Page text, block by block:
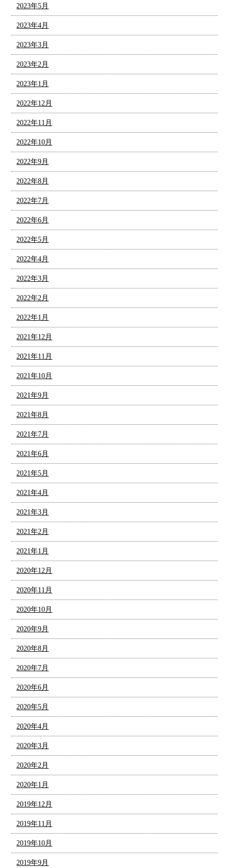
2023年5月
2023年4月
2023年3月
2023年2月
2023年1月
2022年12月
2022年11月
2022年10月
2022年9月
2022年8月
2022年7月
2022年6月
2022年5月
2022年4月
2022年3月
2022年2月
2022年1月
2021年12月
2021年11月
2021年10月
2021年9月
2021年8月
2021年7月
2021年6月
2021年5月
2021年4月
2021年3月
2021年2月
2021年1月
2020年12月
2020年11月
2020年10月
2020年9月
2020年8月
2020年7月
2020年6月
2020年5月
2020年4月
2020年3月
2020年2月
2020年1月
2019年12月
2019年11月
2019年10月
2019年9月